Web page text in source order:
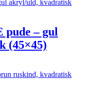
– gul
(45×45)